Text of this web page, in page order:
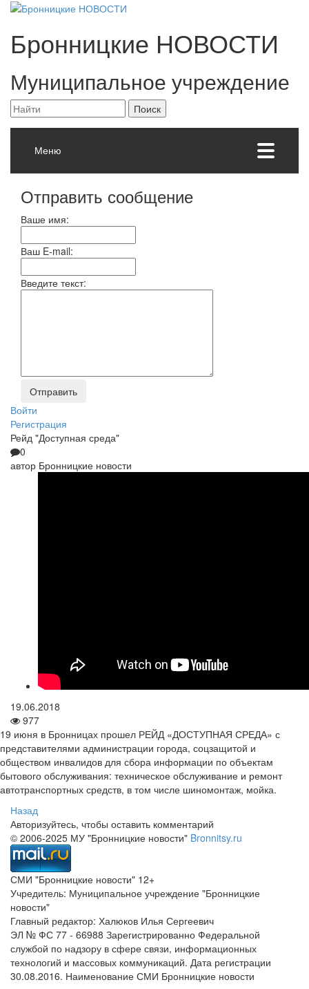
Бронницкие НОВОСТИ
Муниципальное учреждение
Меню
Отправить сообщение
Ваше имя:
Ваш E-mail:
Введите текст:
Войти
Регистрация
Рейд "Доступная среда"
0
автор Бронницкие новости
19.06.2018
977
19 июня в Бронницах прошел РЕЙД «ДОСТУПНАЯ СРЕДА» с
представителями администрации города, соцзащитой и
обществом инвалидов для сбора информации по объектам
бытового обслуживания: техническое обслуживание и ремонт
автотранспортных средств, в том числе шиномонтаж, мойка.
Назад
Авторизуйтесь, чтобы оставить комментарий
© 2006-2025 МУ "Бронницкие новости" Bronnitsy.ru
СМИ "Бронницкие новости" 12+
Учредитель: Муниципальное учреждение "Бронницкие
новости"
Главный редактор: Халюков Илья Сергеевич
ЭЛ № ФС 77 - 66988 Зарегистрированно Федеральной
службой по надзору в сфере связи, информационных
технологий и массовых коммуникаций. Дата регистрации
30.08.2016. Наименование СМИ Бронницкие новости